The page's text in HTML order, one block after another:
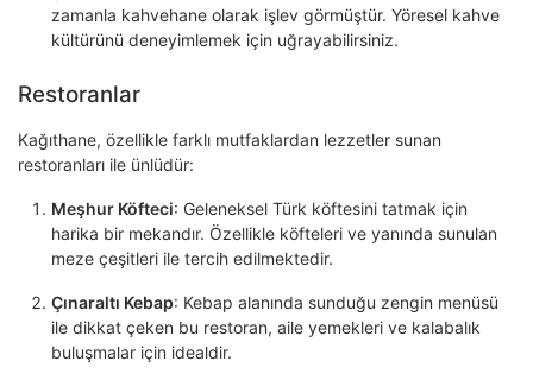
zamanla kahvehane olarak işlev görmüştür. Yöresel kahve
kültürünü deneyimlemek için uğrayabilirsiniz.
Restoranlar
Kağıthane, özellikle farklı mutfaklardan lezzetler sunan
restoranları ile ünlüdür:
Meşhur Köfteci: Geleneksel Türk köftesini tatmak için
harika bir mekandır. Özellikle köfteleri ve yanında sunulan
meze çeşitleri ile tercih edilmektedir.
Çınaraltı Kebap: Kebap alanında sunduğu zengin menüsü
ile dikkat çeken bu restoran, aile yemekleri ve kalabalık
buluşmalar için idealdir.